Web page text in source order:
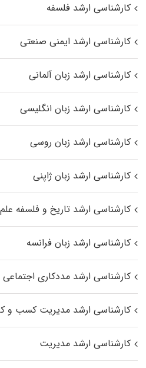
کارشناسی ارشد فلسفه
کارشناسی ارشد ایمنی صنعتی
کارشناسی ارشد زبان آلمانی
کارشناسی ارشد زبان انگلیسی
کارشناسی ارشد زبان روسی
کارشناسی ارشد زبان ژاپنی
کارشناسی ارشد تاریخ و فلسفه علم
کارشناسی ارشد زبان فرانسه
کارشناسی ارشد مددکاری اجتماعی
کارشناسی ارشد مدیریت کسب و
کارشناسی ارشد مدیریت